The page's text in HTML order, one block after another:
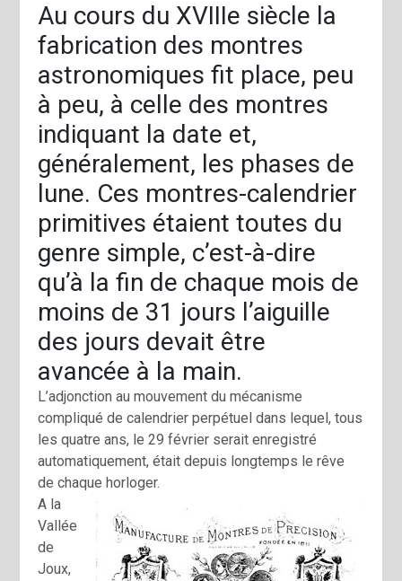
Au cours du XVIIIe siècle la
fabrication des montres
astronomiques fit place, peu
à peu, à celle des montres
indiquant la date et,
généralement, les phases de
lune. Ces montres-calendrier
primitives étaient toutes du
genre simple, c’est-à-dire
qu’à la fin de chaque mois de
moins de 31 jours l’aiguille
des jours devait être
avancée à la main.
L’adjonction au mouvement du mécanisme
compliqué de calendrier perpétuel dans lequel, tous
les quatre ans, le 29 février serait enregistré
automatiquement, était depuis longtemps le rêve
de chaque horloger.
A la
Vallée
de
Joux,